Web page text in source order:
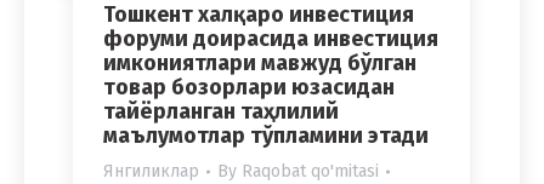
Тошкент халқаро инвестиция
форуми доирасида инвестиция
имкониятлари мавжуд бўлган
товар бозорлари юзасидан
тайёрланган таҳлилий
маълумотлар тўпламини этади
Янгиликлар By Raqobat qo'mitasi